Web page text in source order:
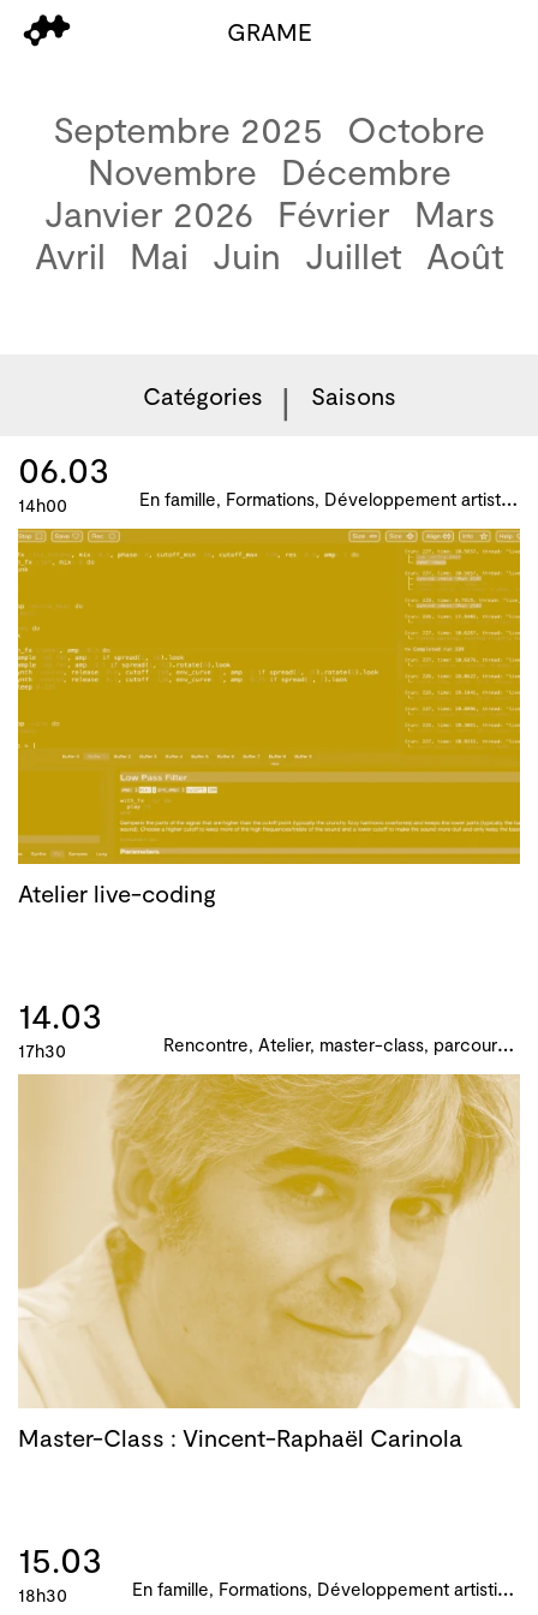
GRAME
Septembre 2025
Octobre
Novembre
Décembre
Janvier 2026
Février
Mars
Avril
Mai Juin Juillet Août
Catégories Saisons
06.03
14h00 E
n famille, Formations, Développement artistique et culturel des territoires, Atelier, master-class, parcours, B!ME 2024
Atelier live-coding
14.03
17h30 R
encontre, Atelier, master-class, parcours, B!ME 2024
Master-Class : Vincent-Raphaël Carinola
15.03
18h30 E
n famille, Formations, Développement artistique et culturel des territoires, Atelier, master-class, parcours, B!ME 2024